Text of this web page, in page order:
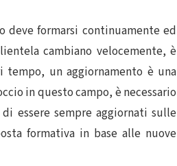
deve formarsi continuamente ed
cambiano velocemente, è
un aggiornamento è una
in questo campo, è necessario
essere sempre aggiornati sulle
formativa in base alle nuove